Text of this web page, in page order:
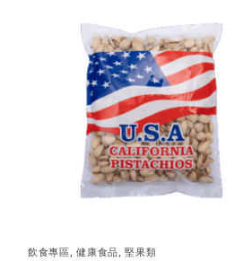
飲食專區 ,健康食品 ,堅果類